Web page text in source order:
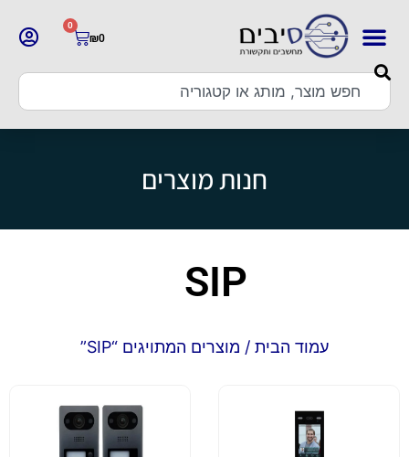
₪0
0
חנות מוצרים
SIP
עמוד הבית / מוצרים המתויגים “SIP”